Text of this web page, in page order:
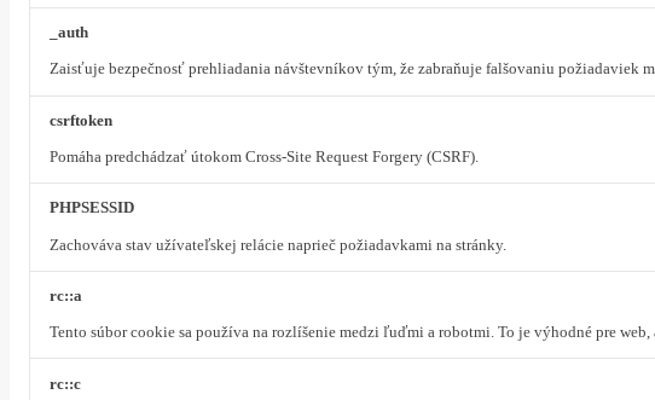
_auth
Zaisťuje bezpečnosť prehliadania návštevníkov tým, že zabraňuje falšovaniu požiadaviek
csrftoken
Pomáha predchádzať útokom Cross-Site Request Forgery (CSRF).
PHPSESSID
Zachováva stav užívateľskej relácie naprieč požiadavkami na stránky.
rc::a
Tento súbor cookie sa používa na rozlíšenie medzi ľuďmi a robotmi. To je výhodné pre
rc::c